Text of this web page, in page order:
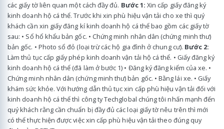
các giấy tờ liên quan một cách đầy đủ. Bước 1: Xin cấp giấy đăng ký
kinh doanh hộ cá thể. Trước khi xin phù hiệu vận tải cho xe thì quý
khách cần xin giấy đăng kí kinh doanh hộ cá thể bao gồm các giấy tờ
sau: • Sổ hổ khẩu bản gốc. • Chứng minh nhân dân (chứng minh thư)
bản gốc. • Photo sổ đỏ (loại trừ các hộ gia đình ở chung cư). Bước 2:
Làm thủ tục cấp giấy phép kinh doanh vận tải hộ cá thể. • Giấy đăng ký
kinh doanh hộ cá thể (đã làm ở bước 1) • Đăng ký đăng kiểm của xe. •
Chứng minh nhân dân (chứng minh thư) bản gốc. • Bằng lái xe. • Giấy
khám sức khỏe. Với hướng dẫn thủ tục xin cấp phù hiệu vận tải đối với
kinh doanh hộ cá thể thì công ty Techglobal chúng tôi nhấn mạnh đến
quý khách rằng cần chuẩn bị đầy đủ các loại giấy tờ nêu trên thì mới
có thể thực hiện được việc xin cấp phù hiệu vận tải theo đúng quy